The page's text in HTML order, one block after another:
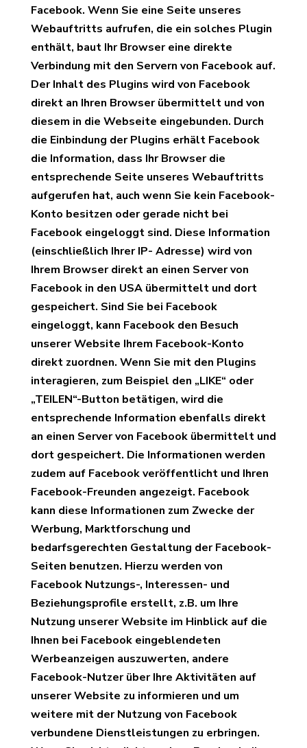
Facebook. Wenn Sie eine Seite unseres
Webauftritts aufrufen, die ein solches Plugin
enthält, baut Ihr Browser eine direkte
Verbindung mit den Servern von Facebook auf.
Der Inhalt des Plugins wird von Facebook
direkt an Ihren Browser übermittelt und von
diesem in die Webseite eingebunden. Durch
die Einbindung der Plugins erhält Facebook
die Information, dass Ihr Browser die
entsprechende Seite unseres Webauftritts
aufgerufen hat, auch wenn Sie kein Facebook-
Konto besitzen oder gerade nicht bei
Facebook eingeloggt sind. Diese Information
(einschließlich Ihrer IP- Adresse) wird von
Ihrem Browser direkt an einen Server von
Facebook in den USA übermittelt und dort
gespeichert. Sind Sie bei Facebook
eingeloggt, kann Facebook den Besuch
unserer Website Ihrem Facebook-Konto
direkt zuordnen. Wenn Sie mit den Plugins
interagieren, zum Beispiel den „LIKE“ oder
„TEILEN“-Button betätigen, wird die
entsprechende Information ebenfalls direkt
an einen Server von Facebook übermittelt und
dort gespeichert. Die Informationen werden
zudem auf Facebook veröffentlicht und Ihren
Facebook-Freunden angezeigt. Facebook
kann diese Informationen zum Zwecke der
Werbung, Marktforschung und
bedarfsgerechten Gestaltung der Facebook-
Seiten benutzen. Hierzu werden von
Facebook Nutzungs-, Interessen- und
Beziehungsprofile erstellt, z.B. um Ihre
Nutzung unserer Website im Hinblick auf die
Ihnen bei Facebook eingeblendeten
Werbeanzeigen auszuwerten, andere
Facebook-Nutzer über Ihre Aktivitäten auf
unserer Website zu informieren und um
weitere mit der Nutzung von Facebook
verbundene Dienstleistungen zu erbringen.